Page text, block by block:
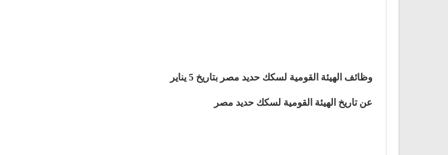
وظائف الهيئة القومية لسكك حديد مصر بتاريخ 5 يناير
عن تاريخ الهيئة القومية لسكك حديد مصر